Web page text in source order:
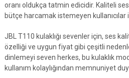
oranı oldukça tatmin edicidir. Kaliteli
bütçe harcamak istemeyen kullanıcılar
JBL T110 kulaklığı sevenler için, ses
özelliği ve uygun fiyat gibi çeşitli
dinlemeyi seven herkes, bu kulaklık
kullanım kolaylığından memnuniyet